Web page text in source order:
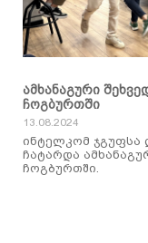
ამხანაგური
ჩოგბურთში
13.08.2024
ინტელკომ ჯგუფსა
ჩატარდა
ჩოგბურთში.